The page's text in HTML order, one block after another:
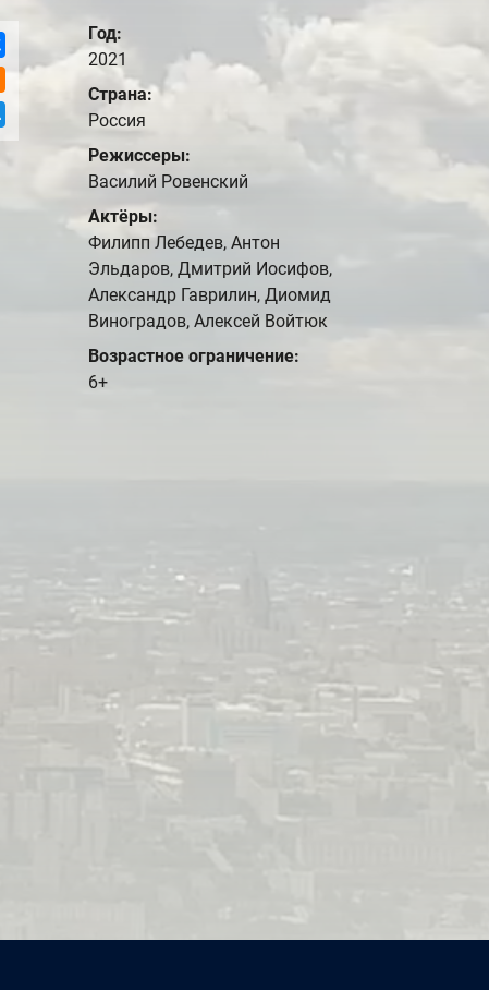
«Пиноккио. Правдивая история», а/с «Лицензионные бренды», 2021,
Год:
2021
Страна:
Россия
Режиссеры:
Василий Ровенский
Актёры:
Филипп Лебедев, Антон
Эльдаров, Дмитрий Иосифов,
Александр Гаврилин, Диомид
Виноградов, Алексей Войтюк
Возрастное ограничение:
6+